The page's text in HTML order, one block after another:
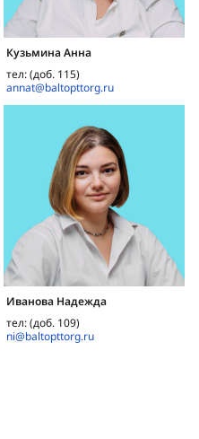
Кузьмина Анна
тел: (доб. 115)
annat@baltopttorg.ru
Иванова Надежда
тел: (доб. 109)
ni@baltopttorg.ru